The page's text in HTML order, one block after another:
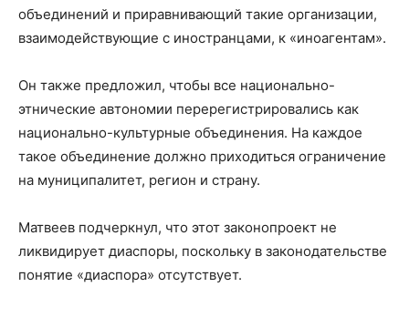
объединений и приравнивающий такие организации,
взаимодействующие с иностранцами, к «иноагентам».
Он также предложил, чтобы все национально-
этнические автономии перерегистрировались как
национально-культурные объединения. На каждое
такое объединение должно приходиться ограничение
на муниципалитет, регион и страну.
Матвеев подчеркнул, что этот законопроект не
ликвидирует диаспоры, поскольку в законодательстве
понятие «диаспора» отсутствует.